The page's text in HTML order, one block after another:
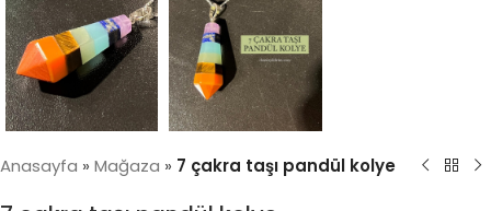
Anasayfa » Mağaza » 7 çakra taşı pandül kolye